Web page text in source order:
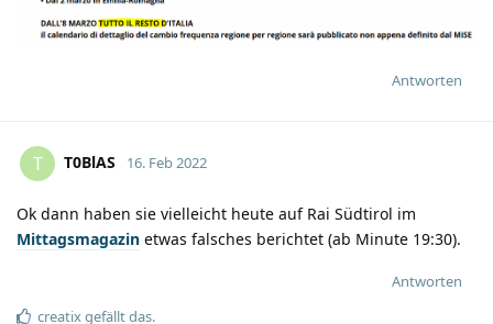
Antworten
T T0BlAS 16. Feb 2022
Ok dann haben sie vielleicht heute auf Rai Südtirol im
Mittagsmagazin etwas falsches berichtet (ab Minute 19:30).
Antworten
creatixgefällt das.